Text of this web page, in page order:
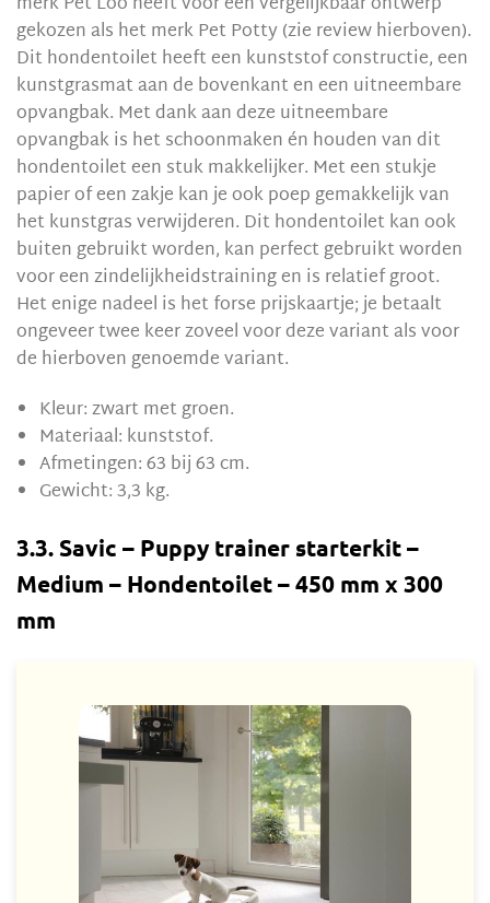
gekozen als het merk Pet Potty (zie review hierboven).
Dit hondentoilet heeft een kunststof constructie, een
kunstgrasmat aan de bovenkant en een uitneembare
opvangbak. Met dank aan deze uitneembare
opvangbak is het schoonmaken én houden van dit
hondentoilet een stuk makkelijker. Met een stukje
papier of een zakje kan je ook poep gemakkelijk van
het kunstgras verwijderen. Dit hondentoilet kan ook
buiten gebruikt worden, kan perfect gebruikt worden
voor een zindelijkheidstraining en is relatief groot.
Het enige nadeel is het forse prijskaartje; je betaalt
ongeveer twee keer zoveel voor deze variant als voor
de hierboven genoemde variant.
Kleur: zwart met groen.
Materiaal: kunststof.
Afmetingen: 63 bij 63 cm.
Gewicht: 3,3 kg.
3.3. Savic – Puppy trainer starterkit –
Medium – Hondentoilet – 450 mm x 300
mm